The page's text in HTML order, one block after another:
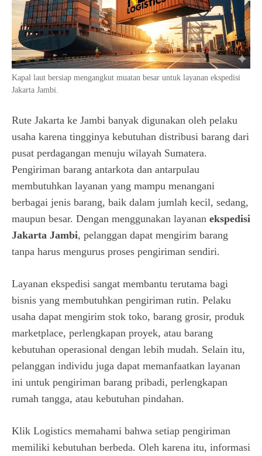
Kapal laut bersiap mengangkut muatan besar untuk layanan ekspedisi
Jakarta Jambi.
Rute Jakarta ke Jambi banyak digunakan oleh pelaku
usaha karena tingginya kebutuhan distribusi barang dari
pusat perdagangan menuju wilayah Sumatera.
Pengiriman barang antarkota dan antarpulau
membutuhkan layanan yang mampu menangani
berbagai jenis barang, baik dalam jumlah kecil, sedang,
maupun besar. Dengan menggunakan layanan ekspedisi
Jakarta Jambi, pelanggan dapat mengirim barang
tanpa harus mengurus proses pengiriman sendiri.
Layanan ekspedisi sangat membantu terutama bagi
bisnis yang membutuhkan pengiriman rutin. Pelaku
usaha dapat mengirim stok toko, barang grosir, produk
marketplace, perlengkapan proyek, atau barang
kebutuhan operasional dengan lebih mudah. Selain itu,
pelanggan individu juga dapat memanfaatkan layanan
ini untuk pengiriman barang pribadi, perlengkapan
rumah tangga, atau kebutuhan pindahan.
Klik Logistics memahami bahwa setiap pengiriman
memiliki kebutuhan berbeda. Oleh karena itu, informasi